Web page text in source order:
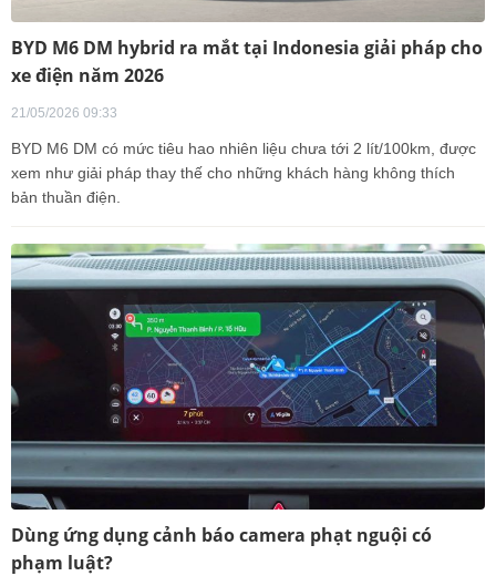
BYD M6 DM hybrid ra mắt tại Indonesia giải pháp cho
xe điện năm 2026
21/05/2026 09:33
BYD M6 DM có mức tiêu hao nhiên liệu chưa tới 2 lít/100km, được
xem như giải pháp thay thế cho những khách hàng không thích
bản thuần điện.
Dùng ứng dụng cảnh báo camera phạt nguội có
phạm luật?